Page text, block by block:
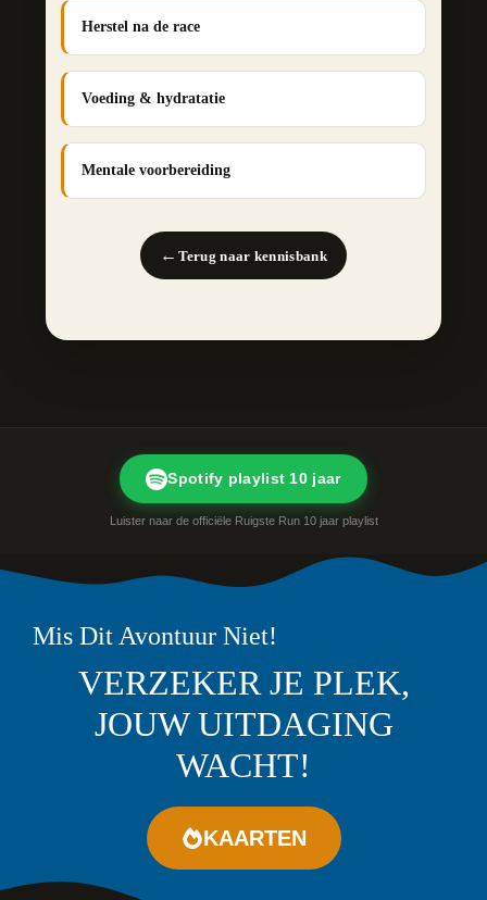
Herstel na de race
Voeding & hydratatie
Mentale voorbereiding
← Terug naar kennisbank
Spotify playlist 10 jaar
Luister naar de officiële Ruigste Run 10 jaar playlist
Mis Dit Avontuur Niet!
VERZEKER JE PLEK,
JOUW UITDAGING
WACHT!
KAARTEN